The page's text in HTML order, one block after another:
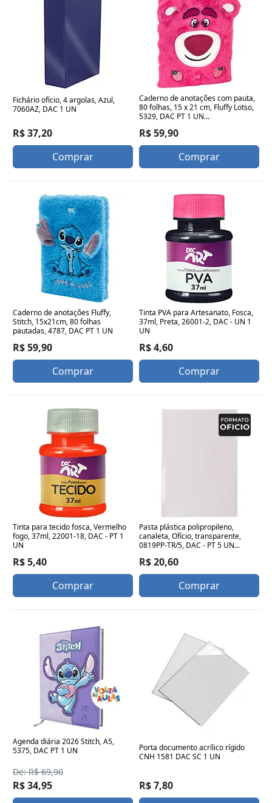
Fichário ofício, 4 argolas, Azul,
7060AZ, DAC 1 UN
R$ 37,20
Comprar
Caderno de anotações com pauta,
80 folhas, 15 x 21 cm, Fluffy Lotso,
5329, DAC PT 1 UN...
R$ 59,90
Comprar
Caderno de anotações Fluffy,
Stitch, 15x21cm, 80 folhas
pautadas, 4787, DAC PT 1 UN
R$ 59,90
Comprar
Tinta PVA para Artesanato, Fosca,
37ml, Preta, 26001-2, DAC - UN 1
UN
R$ 4,60
Comprar
Tinta para tecido fosca, Vermelho
fogo, 37ml, 22001-18, DAC - PT 1
UN
R$ 5,40
Comprar
Pasta plástica polipropileno,
canaleta, Ofício, transparente,
0819PP-TR/5, DAC - PT 5 UN...
R$ 20,60
Comprar
Agenda diária 2026 Stitch, A5,
5375, DAC PT 1 UN
De: R$ 69,90
R$ 34,95
Porta documento acrílico rígido
CNH 1581 DAC SC 1 UN
R$ 7,80